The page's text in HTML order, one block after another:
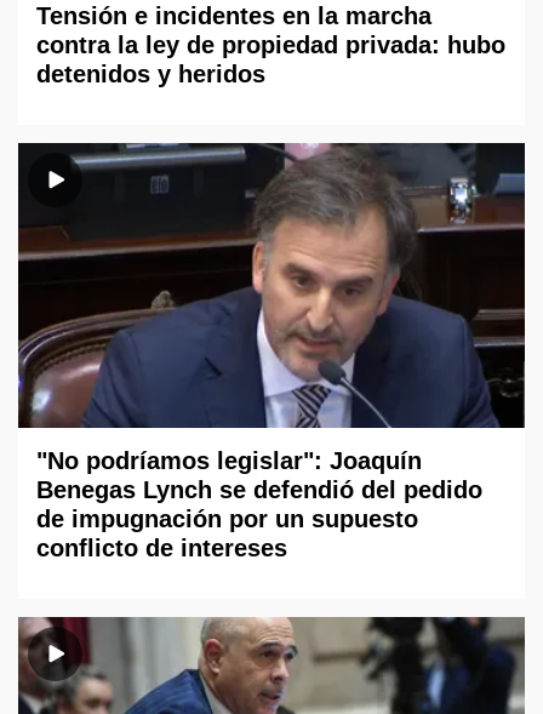
Tensión e incidentes en la marcha
contra la ley de propiedad privada: hubo
detenidos y heridos
"No podríamos legislar": Joaquín
Benegas Lynch se defendió del pedido
de impugnación por un supuesto
conflicto de intereses